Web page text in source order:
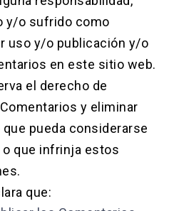
y/o sufrido como
uso y/o publicación y/o
en este sitio web.
el derecho de
y eliminar
pueda considerarse
que infrinja estos
que: